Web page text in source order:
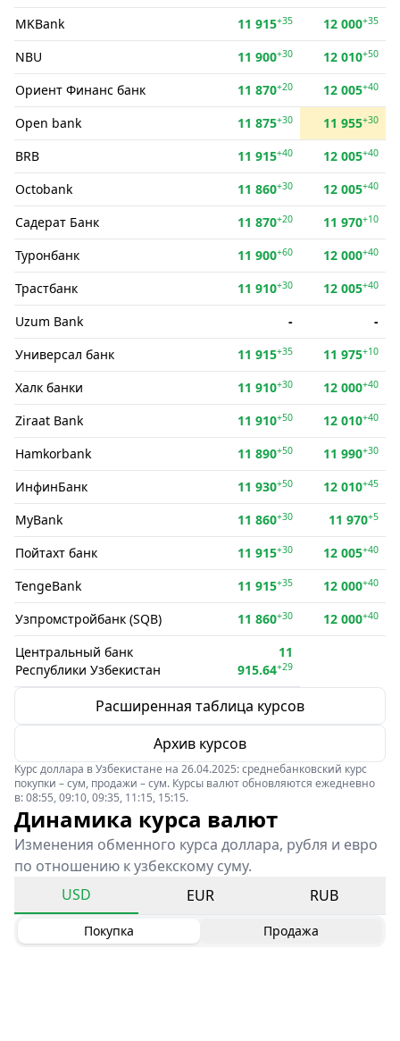
MKBank 11 915+35 12 000+35
NBU 11 900+30 12 010+50
Ориент Финанс банк 11 870+20 12 005+40
Open bank 11 875+30 11 955+30
BRB 11 915+40 12 005+40
Octobank 11 860+30 12 005+40
Садерат Банк 11 870+20 11 970+10
Туронбанк 11 900+60 12 000+40
Трастбанк 11 910+30 12 005+40
Uzum Bank -
-
Универсал банк
11 915+35 11 975+10
Халк банки 11 910+30 12 000+40
Ziraat Bank 11 910+50 12 010+40
Hamkorbank 11 890+50 11 990+30
ИнфинБанк 11 930+50 12 010+45
MyBank 11 860+30 11 970+5
Пойтахт банк 11 915+30 12 005+40
TengeBank 11 915+35 12 000+40
Узпромстройбанк (SQB) 11 860+30 12 000+40
Центральный банк
Республики Узбекистан
11
915.64+29
Расширенная таблица курсов
Архив курсов
Курс доллара в Узбекистане на 26.04.2025: среднебанковский курс
покупки – сум, продажи – сум. Курсы валют обновляются ежедневно
в: 08:55, 09:10, 09:35, 11:15, 15:15.
Динамика курса валют
Изменения обменного курса доллара, рубля и евро
по отношению к узбекскому суму.
USD
EUR RUB
Покупка Продажа